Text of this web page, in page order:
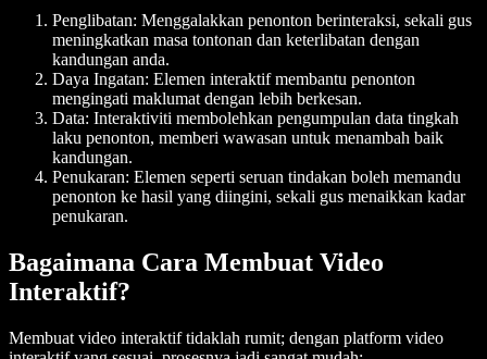
Penglibatan: Menggalakkan penonton berinteraksi, sekali gus
meningkatkan masa tontonan dan keterlibatan dengan
kandungan anda.
Daya Ingatan: Elemen interaktif membantu penonton
mengingati maklumat dengan lebih berkesan.
Data: Interaktiviti membolehkan pengumpulan data tingkah
laku penonton, memberi wawasan untuk menambah baik
kandungan.
Penukaran: Elemen seperti seruan tindakan boleh memandu
penonton ke hasil yang diingini, sekali gus menaikkan kadar
penukaran.
Bagaimana Cara Membuat Video
Interaktif?
Membuat video interaktif tidaklah rumit; dengan platform video